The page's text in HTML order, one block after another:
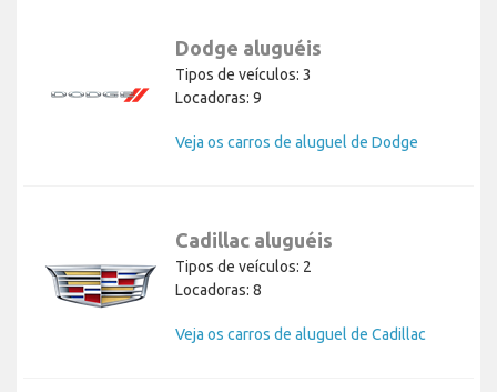
Dodge aluguéis
Tipos de veículos: 3
Locadoras: 9
Veja os carros de aluguel de Dodge
Cadillac aluguéis
Tipos de veículos: 2
Locadoras: 8
Veja os carros de aluguel de Cadillac